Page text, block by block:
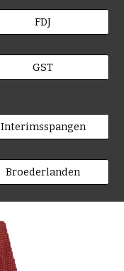
FDJ
GST
Interimsspangen
Broederlanden